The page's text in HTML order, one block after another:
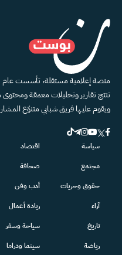
تنتج تقارير وتحليلات معمقة ومحتوى
ويقوم عليها فريق شبابي متنوّع
سياسة
مجتمع
حقوق وحريات
آراء
تاريخ
رياضة
اقتصاد
صحافة
أدب وفن
ريادة أعمال
سياحة وسفر
سينما ودراما